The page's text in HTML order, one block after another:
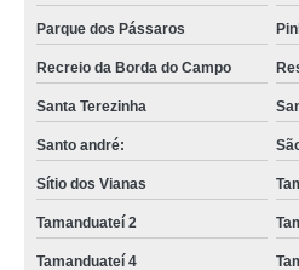
busco por entrega expressa frete Santa
entrega expressa motoboy Jardim Cambuí
serviço de entrega expressa roupa
onde encontrar serviço de entrega
busco por entrega expressa frete Vila
serviço de entrega expressa frete Jardim
Parque dos Pássaros
Recreio da Borda do Campo
Santa Terezinha
Santo andré:
Sítio dos Vianas
Tamanduateí 2
Tamanduateí 4